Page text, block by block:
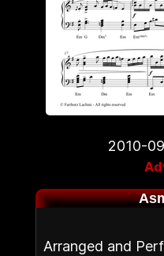
2010-
Arranged and